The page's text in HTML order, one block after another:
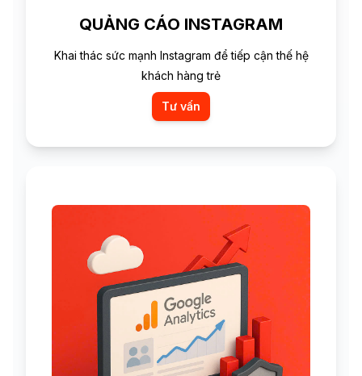
QUẢNG CÁO INSTAGRAM
Khai thác sức mạnh Instagram để tiếp cận thế hệ
khách hàng trẻ
Tư vấn